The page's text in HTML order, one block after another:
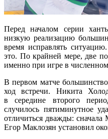
Перед началом серии
низкую реализацию
время исправлять
это. По крайней мере, две
именно при игре в
В первом матче
ход встречи. Никита
в середине второго
случилось пятиминутное
отличиться дважды: сначала
Егор Маклозян установил